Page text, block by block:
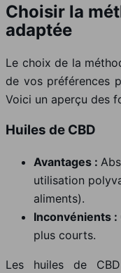
Choisir la
adaptée
Le choix de la
de vos préférences
Voici un aperçu des
Huiles de CBD
Avantages :
utilisation
aliments).
Inconvénients :
plus courts.
Les huiles de